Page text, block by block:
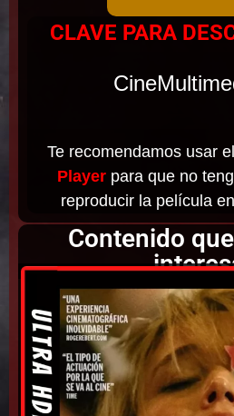
CLAVE PARA
Te recomendamos usar
Player para que no
reproducir la película
Contenido